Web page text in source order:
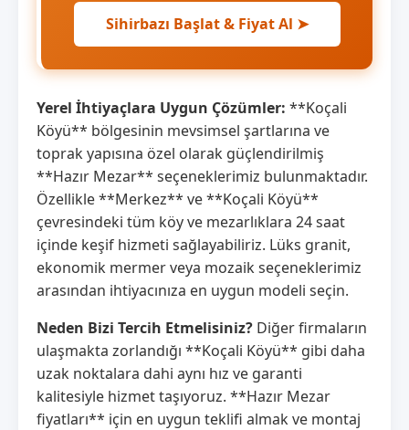
Sihirbazı Başlat & Fiyat Al ➤
Yerel İhtiyaçlara Uygun Çözümler: **Koçali
Köyü** bölgesinin mevsimsel şartlarına ve
toprak yapısına özel olarak güçlendirilmiş
**Hazır Mezar** seçeneklerimiz bulunmaktadır.
Özellikle **Merkez** ve **Koçali Köyü**
çevresindeki tüm köy ve mezarlıklara 24 saat
içinde keşif hizmeti sağlayabiliriz. Lüks granit,
ekonomik mermer veya mozaik seçeneklerimiz
arasından ihtiyacınıza en uygun modeli seçin.
Neden Bizi Tercih Etmelisiniz? Diğer firmaların
ulaşmakta zorlandığı **Koçali Köyü** gibi daha
uzak noktalara dahi aynı hız ve garanti
kalitesiyle hizmet taşıyoruz. **Hazır Mezar
fiyatları** için en uygun teklifi almak ve montaj